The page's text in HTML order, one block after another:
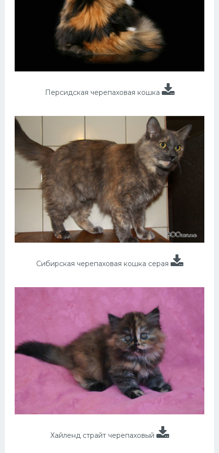
Персидская черепаховая кошка
Сибирская черепаховая кошка серая
Хайленд страйт черепаховый